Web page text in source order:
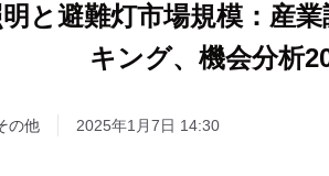
と避難灯市場規模：産
キング、機会分析
の他 2025年1月7日 14:30